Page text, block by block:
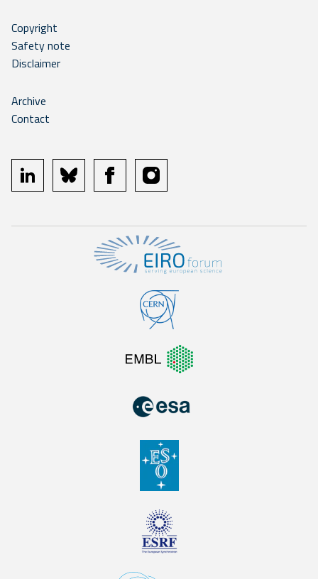
Copyright
Safety note
Disclaimer
Archive
Contact
linkedin bluesky facebookinstagram